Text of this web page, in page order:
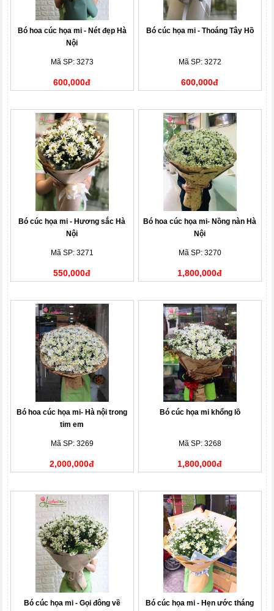
Bó hoa cúc họa mi - Nét đẹp Hà
Nội
Mã SP: 3273
600,000đ
Bó cúc họa mi - Thoáng Tây Hồ
Mã SP: 3272
600,000đ
Bó cúc họa mi - Hương sắc Hà
Nội
Mã SP: 3271
550,000đ
Bó hoa cúc họa mi- Nồng nàn Hà
Nội
Mã SP: 3270
1,800,000đ
Bó hoa cúc họa mi- Hà nội trong
tim em
Mã SP: 3269
2,000,000đ
Bó cúc họa mi khổng lồ
Mã SP: 3268
1,800,000đ
Bó cúc họa mi - Gọi đông về Bó cúc họa mi - Hẹn ước tháng